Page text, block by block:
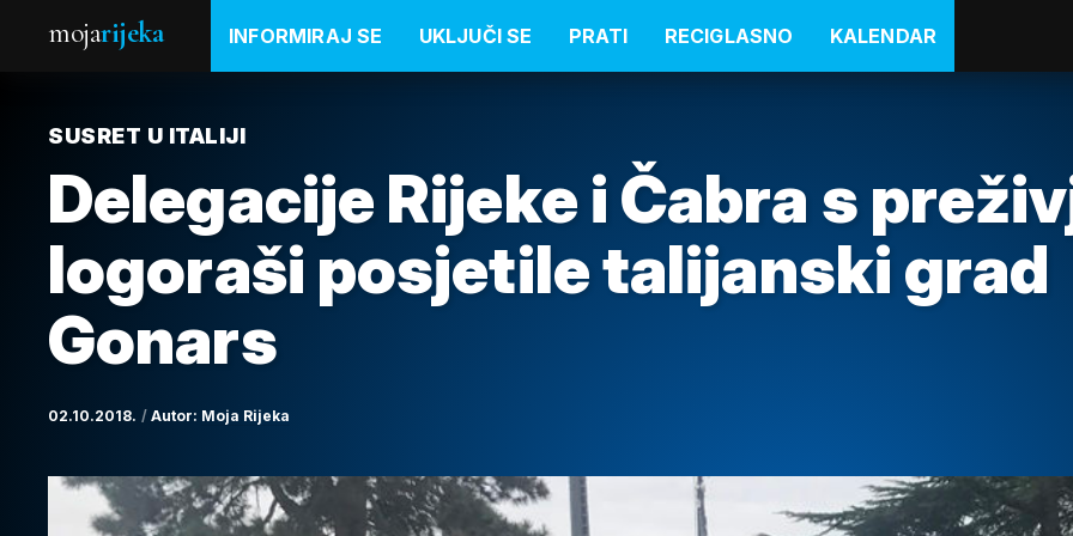
mojarijeka INFORMIRAJ SE UKLJUČI SE PRATI RECIGLASNO KALENDAR
SUSRET U ITALIJI
Delegacije Rijeke i Čabra s
logoraši posjetile talijanski grad
Gonars
02.10.2018. Autor: Moja Rijeka